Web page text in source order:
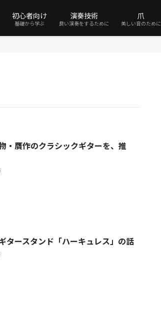
初心者向け
基礎から学ぶ
演奏技術
良い演奏をするために
爪
美しい音のために
・贋作のクラシックギターを、推
タースタンド「ハーキュレス」の話